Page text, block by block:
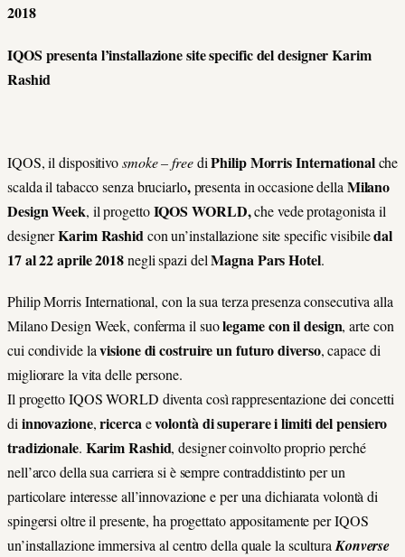
2018
IQOS presenta l’installazione site specific del designer Karim
Rashid
IQOS, il dispositivosmoke – freediPhilip Morris Internationalche
scalda il tabacco senza bruciarlo,presenta in occasione della Milano
Design Week, il progettoIQOS WORLD,che vede protagonista il
designerKarim Rashidcon un’installazione site specific visibiledal
17 al 22 aprile 2018negli spazi delMagna Pars Hotel.
Philip Morris International, con la sua terza presenza consecutiva alla
Milano Design Week, conferma il suolegame con il design, arte con
cui condivide lavisione di costruire un futuro diverso, capace di
migliorare la vita delle persone.
Il progetto IQOS WORLD diventa così rappresentazione dei concetti
di innovazione,ricerca evolontà di superare i limiti del pensiero
tradizionale. Karim Rashid, designer coinvolto proprio perché
nell’arco della sua carriera si è sempre contraddistinto per un
particolare interesse all’innovazione e per una dichiarata volontà di
spingersi oltre il presente, ha progettato appositamente per IQOS
un’installazione immersiva al centro della quale la scultura Konverse